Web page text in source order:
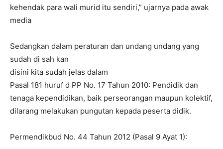
kehendak para wali murid itu sendiri,” ujarnya pada awak
media
Sedangkan dalam peraturan dan undang undang yang
sudah di sah kan
disini kita sudah jelas dalam
Pasal 181 huruf d PP No. 17 Tahun 2010: Pendidik dan
tenaga kependidikan, baik perseorangan maupun kolektif,
dilarang melakukan pungutan kepada peserta didik.
Permendikbud No. 44 Tahun 2012 (Pasal 9 Ayat 1):